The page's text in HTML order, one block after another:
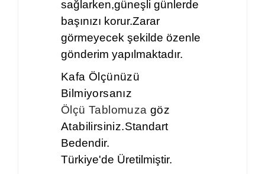
sağlarken,güneşli günlerde
başınızı korur.Zarar
görmeyecek şekilde özenle
gönderim yapılmaktadır.
Kafa Ölçünüzü
Bilmiyorsanız
Ölçü Tablomuza göz
Atabilirsiniz.Standart
Bedendir.
Türkiye'de Üretilmiştir.